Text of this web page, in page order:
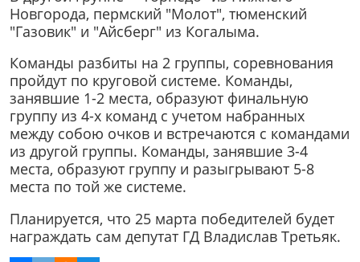
Новгорода, пермский "Молот", тюменский
"Газовик" и "Айсберг" из Когалыма.
Команды разбиты на 2 группы, соревнования
пройдут по круговой системе. Команды,
занявшие 1-2 места, образуют финальную
группу из 4-х команд с учетом набранных
между собою очков и встречаются с командами
из другой группы. Команды, занявшие 3-4
места, образуют группу и разыгрывают 5-8
места по той же системе.
Планируется, что 25 марта победителей будет
награждать сам депутат ГД Владислав Третьяк.